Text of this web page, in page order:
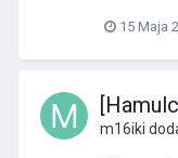
15 Maja
m16iki